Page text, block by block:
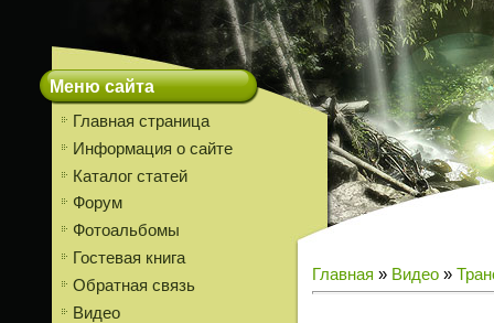
Меню сайта
Главная страница
Информация о сайте
Каталог статей
Форум
Фотоальбомы
Гостевая книга
Обратная связь
Видео
Главная » Видео »